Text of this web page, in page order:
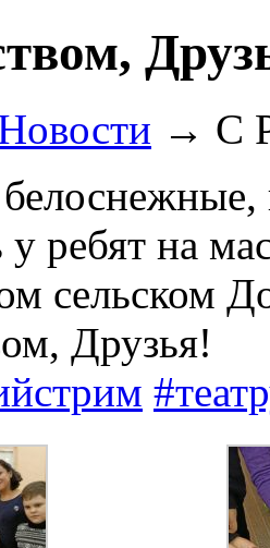
→ С
ребят на
сельском
Друзья!